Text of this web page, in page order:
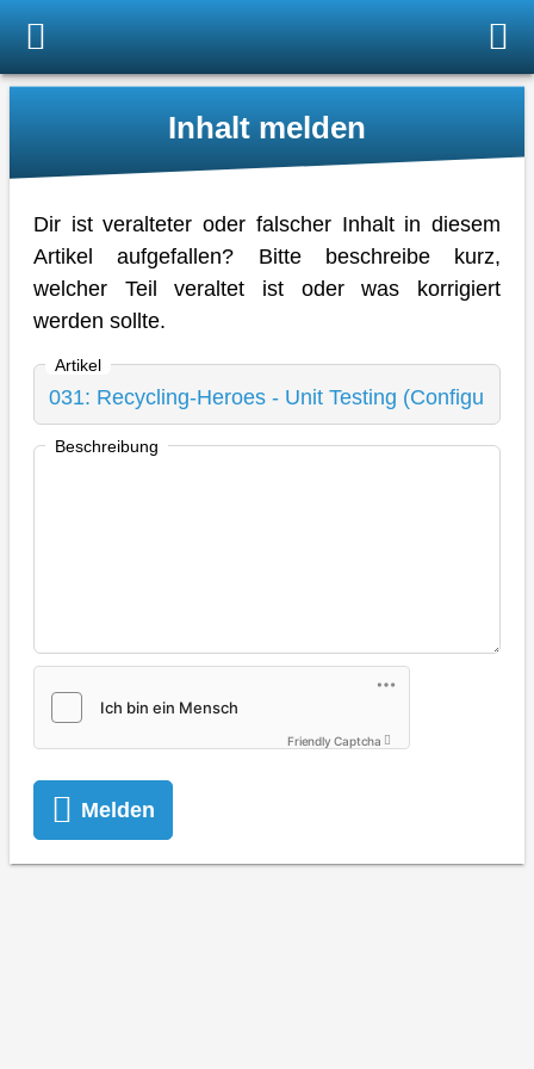
Inhalt melden
Dir ist veralteter oder falscher Inhalt in diesem
Artikel aufgefallen? Bitte beschreibe kurz,
welcher Teil veraltet ist oder was korrigiert
werden sollte.
Artikel
Beschreibung
Friendly Captcha
Melden